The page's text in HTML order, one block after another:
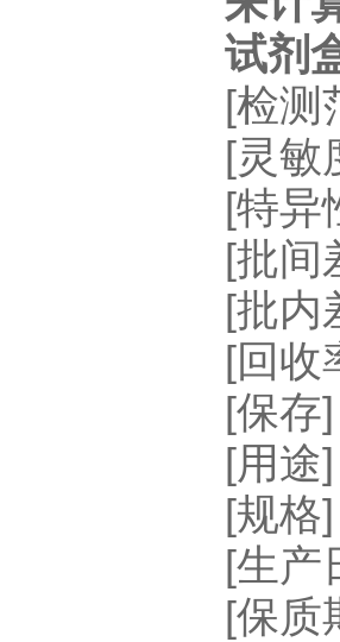
试剂
[检测
[灵敏
[特异
[批间
[批内
[回收
[保存
[用途
[规格
[生产
[保